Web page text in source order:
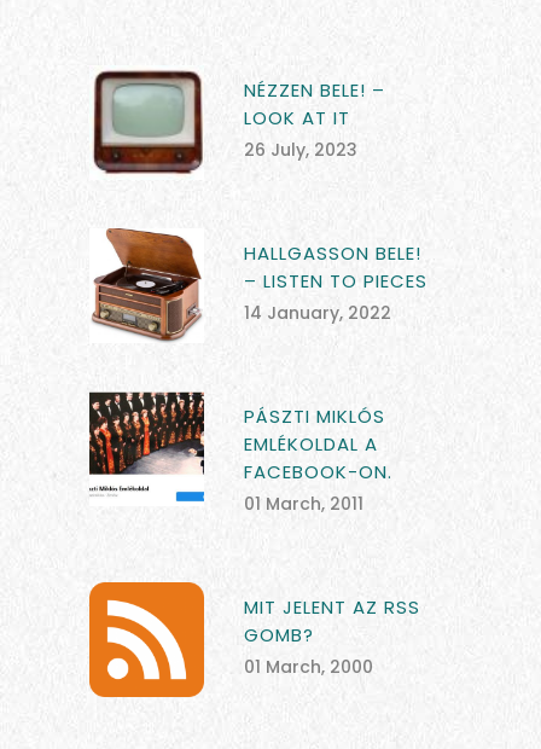
NÉZZEN BELE! –
LOOK AT IT
26 July, 2023
HALLGASSON BELE!
– LISTEN TO PIECES
14 January, 2022
PÁSZTI MIKLÓS
EMLÉKOLDAL A
FACEBOOK-ON.
01 March, 2011
MIT JELENT AZ RSS
GOMB?
01 March, 2000